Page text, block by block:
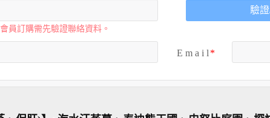
員訂購需先驗證聯絡資料。
驗
E m a i l